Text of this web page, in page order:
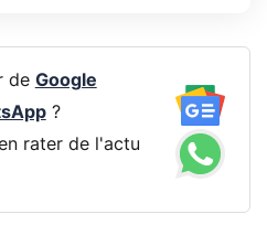
de Google
?
rater de l'actu